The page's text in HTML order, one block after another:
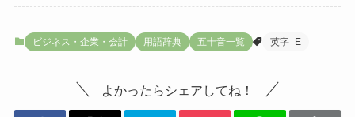
ビジネス・企業・会計 用語辞典 五十音一覧 英字_E
よかったらシェアしてね！